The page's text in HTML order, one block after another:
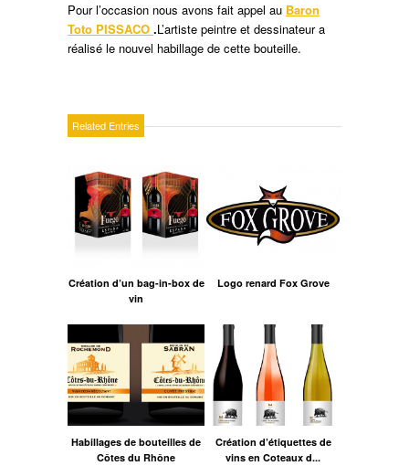
Pour l’occasion nous avons fait appel au Baron
Toto PISSACO .L’artiste peintre et dessinateur a
réalisé le nouvel habillage de cette bouteille.
Related Entries
Création d’un bag-in-box de
vin
Logo renard Fox Grove
Habillages de bouteilles de
Côtes du Rhône
Création d’étiquettes de
vins en Coteaux d...